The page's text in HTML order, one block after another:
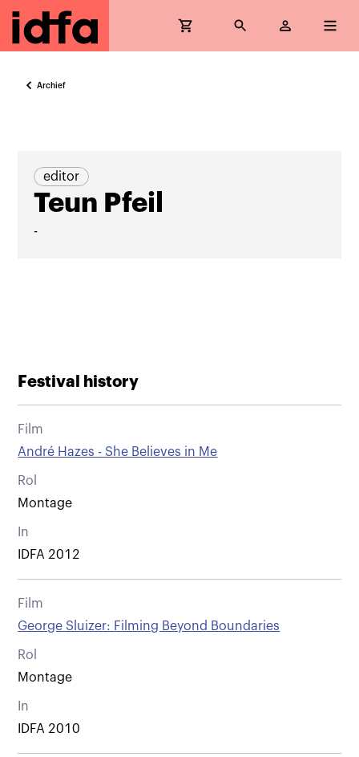
Archief
editor
Teun Pfeil
-
Festival history
Film
André Hazes - She Believes in Me
Rol
Montage
In
IDFA 2012
Film
George Sluizer: Filming Beyond Boundaries
Rol
Montage
In
IDFA 2010